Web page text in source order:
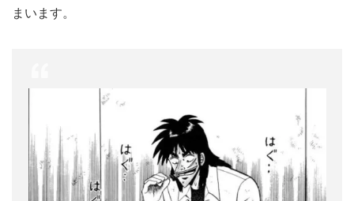
まいます。